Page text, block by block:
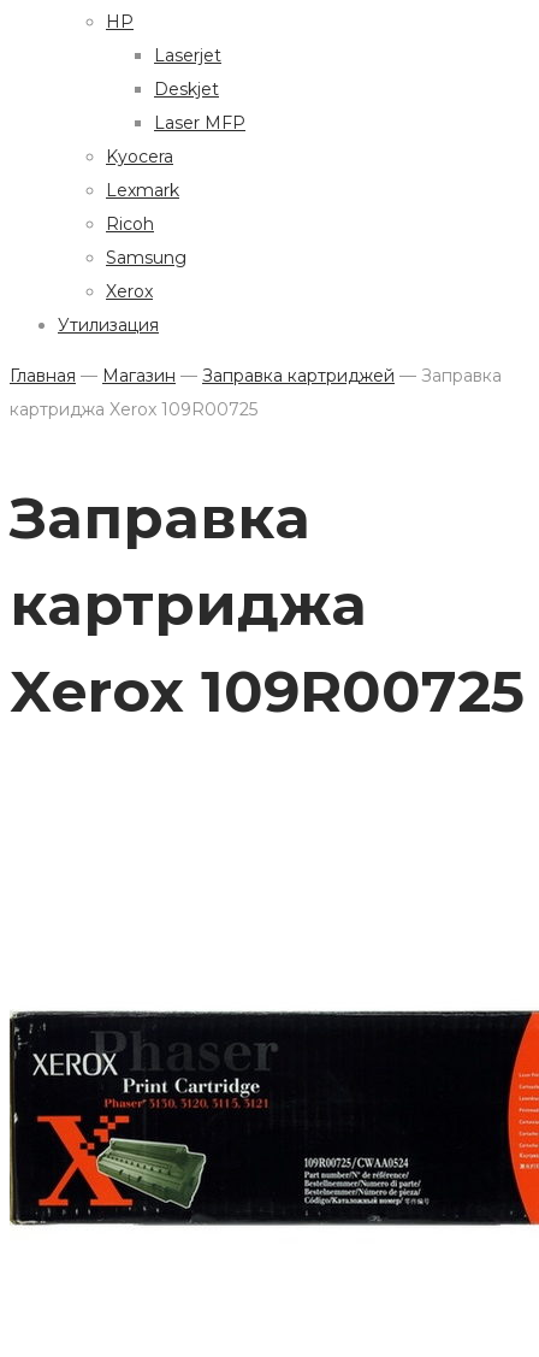
HP
Laserjet
Deskjet
Laser MFP
Kyocera
Lexmark
Ricoh
Samsung
Xerox
Утилизация
Главная — Магазин — Заправка картриджей — Заправка
картриджа Xerox 109R00725
Заправка
картриджа
Xerox 109R00725